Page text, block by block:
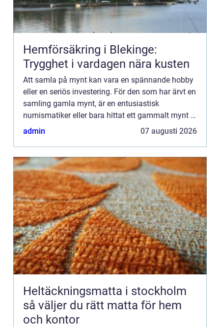
Hemförsäkring i Blekinge:
Trygghet i vardagen nära kusten
Att samla på mynt kan vara en spännande hobby
eller en seriös investering. För den som har ärvt en
samling gamla mynt, är en entusiastisk
numismatiker eller bara hittat ett gammalt mynt i
byrålådan, uppst&ar...
admin 07 augusti 2026
Heltäckningsmatta i stockholm
så väljer du rätt matta för hem
och kontor